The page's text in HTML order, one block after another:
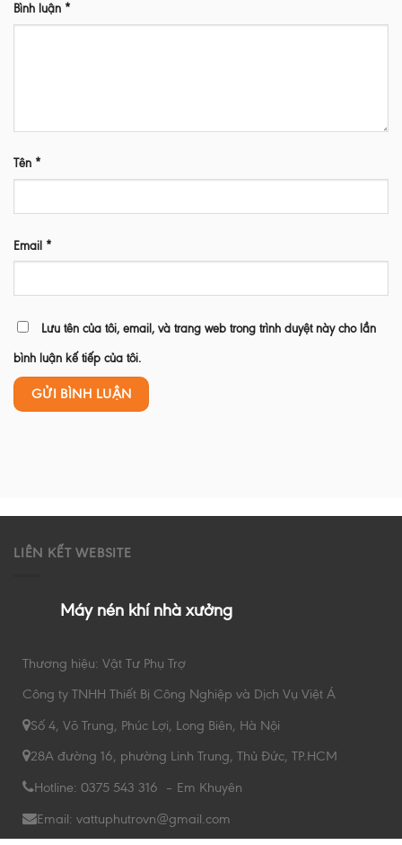
Bình luận *
Tên *
Email *
Lưu tên của tôi, email, và trang web trong trình duyệt này cho lần
bình luận kế tiếp của tôi.
LIÊN KẾT WEBSITE
Máy nén khí nhà xưởng
Thương hiệu: Vật Tư Phụ Trợ
Công ty TNHH Thiết Bị Công Nghiệp và Dịch Vụ Việt Á
Số 4, Võ Trung, Phúc Lợi, Long Biên, Hà Nội
28A đường 16, phường Linh Trung, Thủ Đức, TP.HCM
Hotline: 0375 543 316 – Em Khuyên
Email: vattuphutrovn@gmail.com